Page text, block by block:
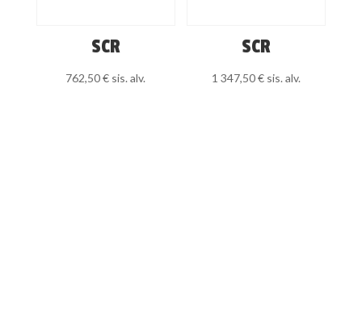
SCR
762,50€ sis. alv.
SCR
1 347,50€ sis. alv.